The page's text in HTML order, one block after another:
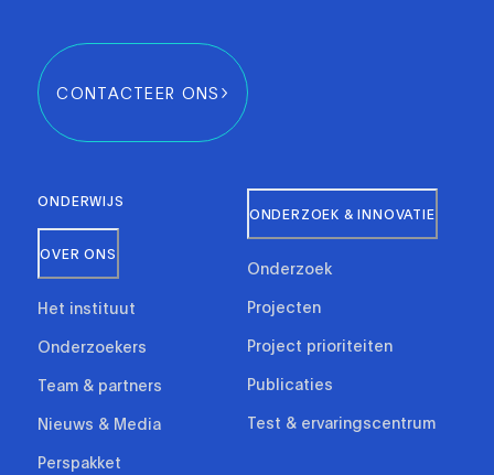
CONTACTEER ONS
ONDERWIJS
OVER ONS
Het instituut
Onderzoekers
Team & partners
Nieuws & Media
Perspakket
ONDERZOEK & INNOVATIE
Onderzoek
Projecten
Project prioriteiten
Publicaties
Test & ervaringscentrum